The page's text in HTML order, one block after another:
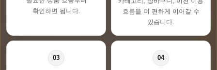
확인하면 됩니다.
흐름을 더 편하게 이어갈 수
있습니다.
03 04